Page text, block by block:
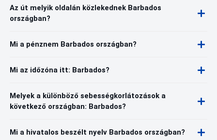
Az út melyik oldalán közlekednek Barbados
országban?
Mi a pénznem Barbados országban?
Mi az időzóna itt: Barbados?
Melyek a különböző sebességkorlátozások a
következő országban: Barbados?
Mi a hivatalos beszélt nyelv Barbados országban?